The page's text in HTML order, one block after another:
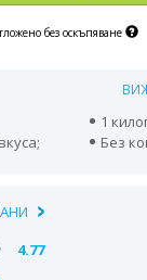
без оскъпяване
1
Без
4.77